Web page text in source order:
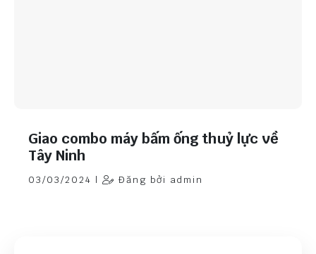
Giao combo máy bấm ống thuỷ lực về
Tây Ninh
03/03/2024 | Đăng bởi admin